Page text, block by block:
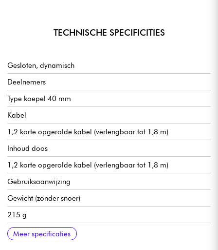
TECHNISCHE SPECIFICITIES
Gesloten, dynamisch
Deelnemers
Type koepel 40 mm
Kabel
1,2 korte opgerolde kabel (verlengbaar tot 1,8 m)
Inhoud doos
1,2 korte opgerolde kabel (verlengbaar tot 1,8 m)
Gebruiksaanwijzing
Gewicht (zonder snoer)
215 g
Maximaal ingangsvermogen
2000 mW
Gevoeligheid
104 dB
Frequentiebereik
5 - 30.000 Hz
Impedantie
32 Ω
Meer specificaties